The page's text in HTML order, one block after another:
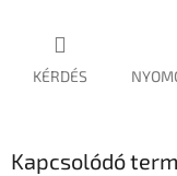
KÉRDÉS
Kapcsolódó